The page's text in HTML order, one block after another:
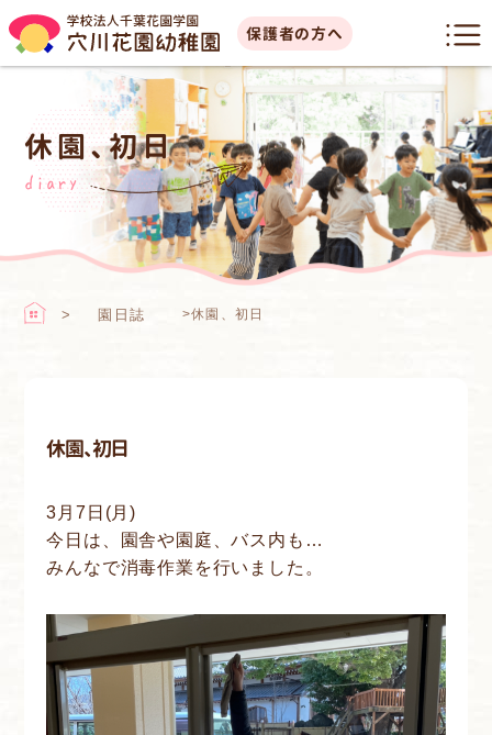
保護者の方へ
休園、初日
diary
園日誌 >休園、初日
休園、初日
3月7日(月)
今日は、園舎や園庭、バス内も…
みんなで消毒作業を行いました。